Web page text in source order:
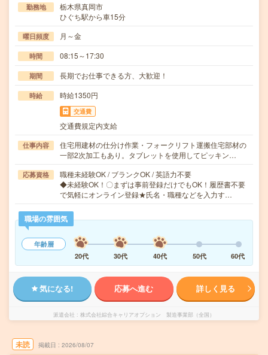
勤務地
栃木県真岡市
ひぐち駅から車15分
曜日頻度 月～金
時間 08:15～17:30
期間 長期でお仕事できる方、大歓迎！
時給 時給1350円
交通費
交通費規定内支給
仕事内容
住宅用建材の仕分け作業・フォークリフト運搬住宅部材の
一部2次加工もあり。タブレットを使用してピッキン…
応募資格
職種未経験OK / ブランクOK / 英語力不要
◆未経験OK！〇まずは事前登録だけでもOK！履歴書不要
で気軽にオンライン登録★氏名・職種などを入力す…
職場の雰囲気
年齢層
20代
30代 40代 50代 60代
気になる! 応募へ進む 詳しく見る
派遣会社 株式会社綜合キャリアオプション 製造事業部（全国）
未読 掲載日 2026/08/07